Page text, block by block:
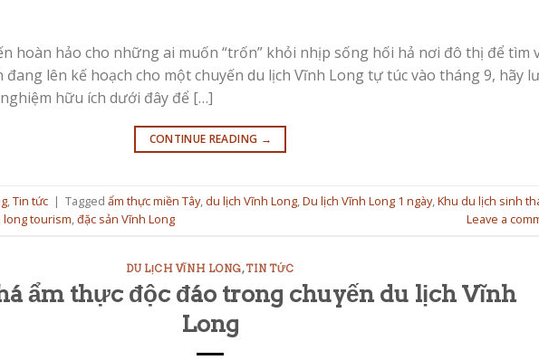
hoàn hảo cho những ai muốn “trốn” khỏi nhịp sống hối hả nơi đô thị để tìm
lên kế hoạch cho một chuyến du lịch Vĩnh Long tự túc vào tháng 9, hãy
hữu ích dưới đây để […]
CONTINUE READING →
,Tin tức | Tagged ẩm thực miền Tây, du lịch Vĩnh Long,Du lịch Vĩnh Long 1 ngày,Khu du lịch sinh
long tourism,đặc sản Vĩnh Long Leave a
DU LỊCH VĨNH LONG,TIN TỨC
ẩm thực độc đáo trong chuyến du lịch Vĩnh
Long